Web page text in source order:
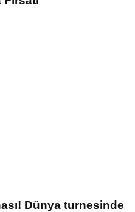
Dünya turnesinde